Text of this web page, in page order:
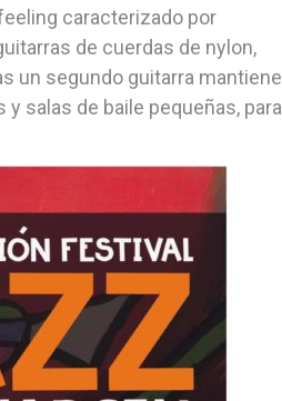
caracterizado por
de cuerdas de nylon,
un segundo guitarra mantiene
salas de baile pequeñas, para